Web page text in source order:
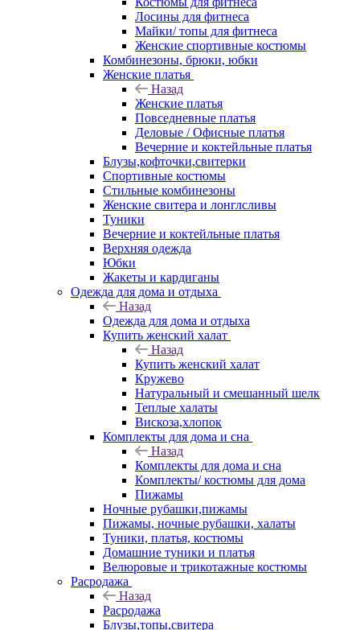
Лосины для фитнеса
Майки/ топы для фитнеса
Женские спортивные костюмы
Комбинезоны, брюки, юбки
Женские платья
Назад
Женские платья
Повседневные платья
Деловые / Офисные платья
Вечерние и коктейльные платья
Блузы,кофточки,свитерки
Спортивные костюмы
Стильные комбинезоны
Женские свитера и лонглсливы
Туники
Вечерние и коктейльные платья
Верхняя одежда
Юбки
Жакеты и кардиганы
Одежда для дома и отдыха
Назад
Одежда для дома и отдыха
Купить женский халат
Назад
Купить женский халат
Кружево
Натуральный и смешанный шелк
Теплые халаты
Вискоза,хлопок
Комплекты для дома и сна
Назад
Комплекты для дома и сна
Комплекты/ костюмы для дома
Пижамы
Ночные рубашки,пижамы
Пижамы, ночные рубашки, халаты
Туники, платья, костюмы
Домашние туники и платья
Велюровые и трикотажные костюмы
Расродажа
Назад
Расродажа
Блузы,топы,свитера